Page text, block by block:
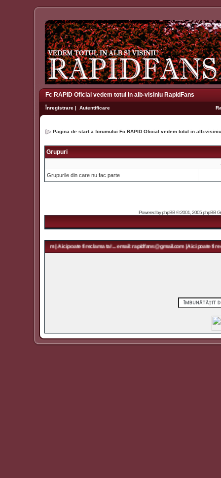
Fc RAPID Oficial vedem totul in alb-visiniu RapidFans
Înregistrare | Autentificare
Pagina de start a forumului Fc RAPID Oficial vedem totul in alb-
Grupuri
Grupurile din care nu fac parte
Powered byphpBB© 2001, 2005 phpBB
| Aici poate fi reclama ta! ... email: rapidfans@gmail.com | Aici poate fi